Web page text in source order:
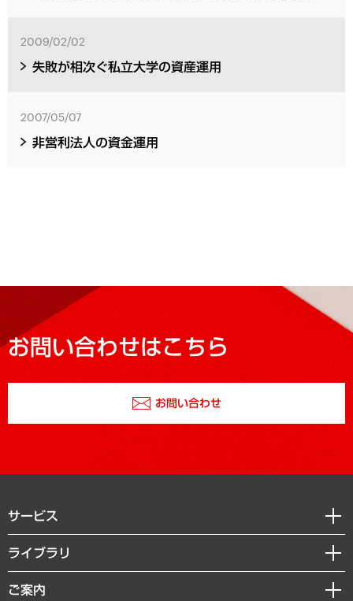
2009/02/02
失敗が相次ぐ私立大学の資産運用
2007/05/07
非営利法人の資金運用
お問い合わせはこちら
お問い合わせ
サービス
経営戦略
組織・人事戦略
デジタルイノベーション
ライブラリ
経済調査
ご案内